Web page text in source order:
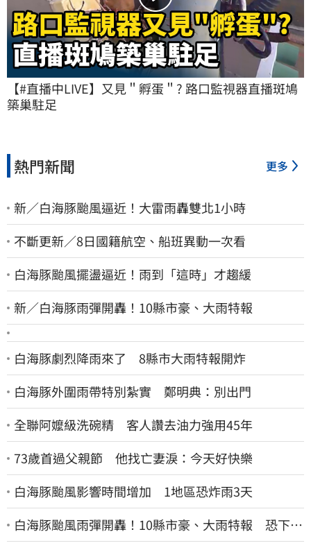
【#直播中LIVE】又見＂孵蛋＂? 路口監視器直播斑鳩
築巢駐足
熱門新聞 更多
新／白海豚颱風逼近！大雷雨轟雙北1小時
不斷更新／8日國籍航空、船班異動一次看
白海豚颱風擺盪逼近！雨到「這時」才趨緩
新／白海豚雨彈開轟！10縣市豪、大雨特報
白海豚劇烈降雨來了 8縣市大雨特報開炸
白海豚外圍雨帶特別紮實 鄭明典：別出門
全聯阿嬤級洗碗精 客人讚去油力強用45年
73歲首過父親節 他找亡妻淚：今天好快樂
白海豚颱風影響時間增加 1地區恐炸雨3天
白海豚颱風雨彈開轟！10縣市豪、大雨特報 恐下到
明天